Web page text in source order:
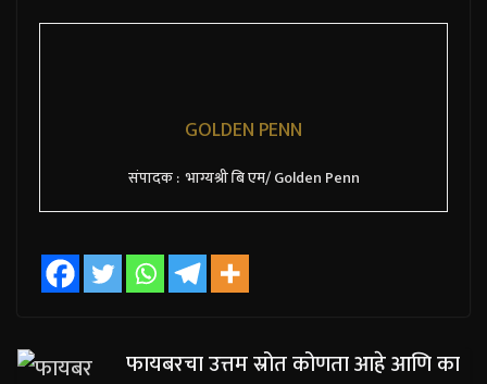
GOLDEN PENN
संपादक : भाग्यश्री बि एम/ Golden Penn
फायबरचा उत्तम स्रोत कोणता आहे आणि का